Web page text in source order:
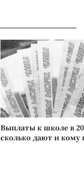
Выплаты к школе в
сколько дают и